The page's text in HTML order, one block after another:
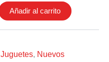
Añadir al carrito
Juguetes, Nuevos